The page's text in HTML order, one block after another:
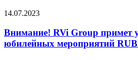
14.07.2023
Внимание! RVi Group примет
юбилейных мероприятий